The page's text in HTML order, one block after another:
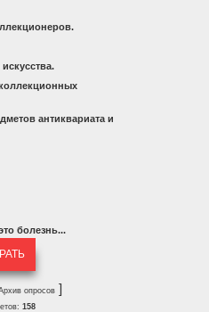
антиквариата и
болезнь...
опросов ]
158